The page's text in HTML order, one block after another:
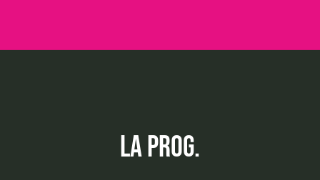
la prog.